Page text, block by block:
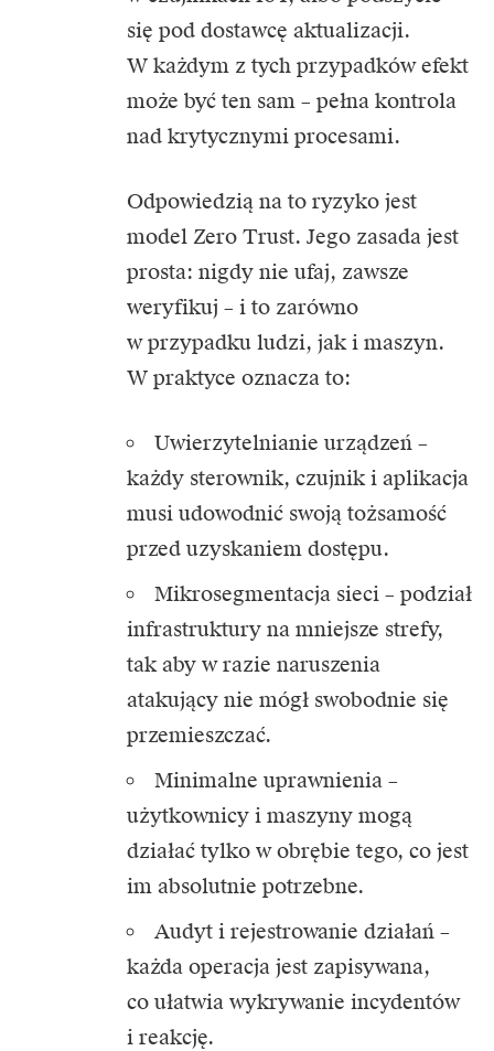
się pod dostawcę aktualizacji.
W każdym z tych przypadków efekt
może być ten sam – pełna kontrola
nad krytycznymi procesami.
Odpowiedzią na to ryzyko jest
model Zero Trust. Jego zasada jest
prosta: nigdy nie ufaj, zawsze
weryfikuj – i to zarówno
w przypadku ludzi, jak i maszyn.
W praktyce oznacza to:
Uwierzytelnianie urządzeń –
każdy sterownik, czujnik i aplikacja
musi udowodnić swoją tożsamość
przed uzyskaniem dostępu.
Mikrosegmentacja sieci – podział
infrastruktury na mniejsze strefy,
tak aby w razie naruszenia
atakujący nie mógł swobodnie się
przemieszczać.
Minimalne uprawnienia –
użytkownicy i maszyny mogą
działać tylko w obrębie tego, co jest
im absolutnie potrzebne.
Audyt i rejestrowanie działań –
każda operacja jest zapisywana,
co ułatwia wykrywanie incydentów
i reakcję.